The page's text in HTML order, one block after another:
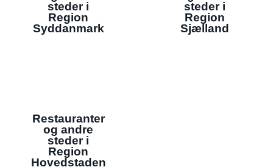
steder i
Region
Syddanmark
steder i
Region
Sjælland
Restauranter
og andre
steder i
Region
Hovedstaden